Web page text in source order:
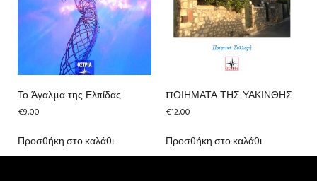
Το Άγαλμα της Ελπίδας
€9,00
Προσθήκη στο καλάθι
ΠΟΙΗΜΑΤΑ ΤΗΣ ΥΑΚΙΝΘΗΣ
€12,00
Προσθήκη στο καλάθι